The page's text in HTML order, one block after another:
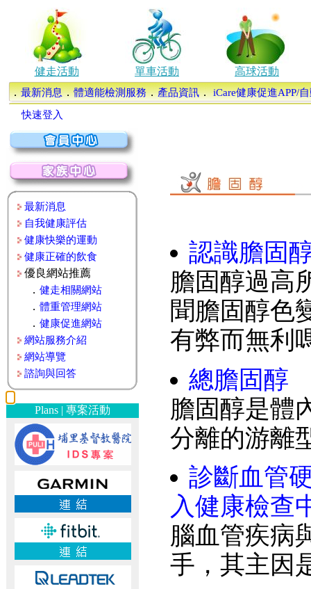
健走活動 單車活動
高球活動
．最新消息．體適能檢測服務．產品資訊．iCare健康促進APP/
快速登入
最新消息
自我健康評估
健康快樂的運動
健康正確的飲食
優良網站推薦
． 健走相關網站
． 體重管理網站
． 健康促進網站
網站服務介紹
網站導覽
諮詢與回答
Plans | 專案活動
認識膽固
膽固醇過高
聞膽固醇色
有弊而無利
總膽固醇
膽固醇是體
分離的游離
診斷血管
入健康檢查
腦血管疾病
手，其主因